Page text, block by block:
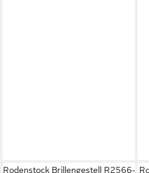
Rodenstock Brillengestell R2566-